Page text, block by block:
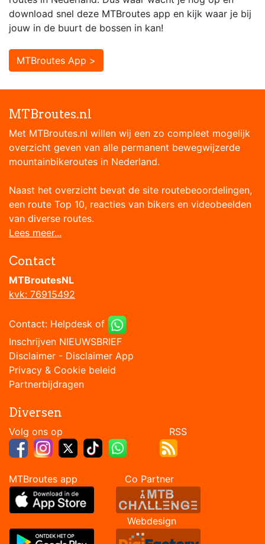
download snel deze MTBroutes app en kijk waar je bij
jouw in de buurt de bossen in kan!
MTBroutes App >
MTBroutes.nl
Met MTBroutes.nl willen wij een zo compleet mogelijk
overzicht geven van alle permanent bewegwijzerde
mountainbikeroutes in Nederland.
Naast het overzicht bevat de site routebeoordelingen,
een route Top 10, reacties van bikers en videobeelden
van diverse routes.
Lees meer...
Contact
MTBroutesNL
kvk: 76915492
Contact: Helpdesk of
Inschrijven NIEUWSBRIEF
Disclaimer - Disclaimer App
Privacy & Cookie beleid
Partnerbijdragen
Diversen
Volg ons op RSS
MTBroutes app Co Partner
Webdesign